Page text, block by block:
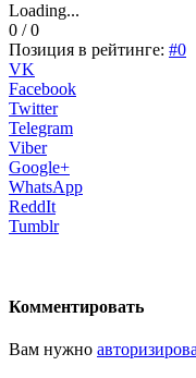
Loading...
0 / 0
Позиция в рейтинге: #0
VK
Facebook
Twitter
Telegram
Viber
Google+
WhatsApp
ReddIt
Tumblr
Комментировать
Вам нужно